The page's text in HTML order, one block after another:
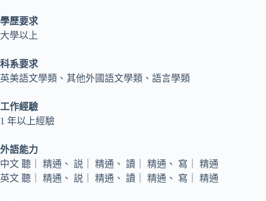
學歷要求
大學以上
科系要求
英美語文學類、其他外國語文學類、語言學類
工作經驗
1 年以上經驗
外語能力
中文 聽｜ 精通、 説｜ 精通、 讀｜ 精通、 寫｜ 精通
英文 聽｜ 精通、 説｜ 精通、 讀｜ 精通、 寫｜ 精通